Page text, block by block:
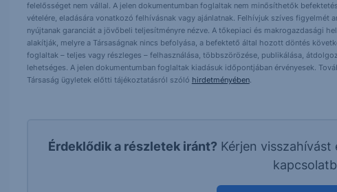
felelősséget nem vállal. A jelen dokumentumban foglaltak nem minősíthetők
vételére, eladására vonatkozó felhívásnak vagy ajánlatnak. Felhívjuk szíves
nyújtanak garanciát a jövőbeli teljesítményre nézve. A tőkepiaci és makrogazdasági
alakítják, melyre a Társaságnak nincs befolyása, a befektető által hozott döntés
foglaltak – teljes vagy részleges – felhasználása, többszörözése, publikálása,
lehetséges. A jelen dokumentumban foglaltak kiadásuk időpontjában érvényesek.
Társaság ügyletek előtti tájékoztatásról szóló hirdetményében.
Érdeklődik a részletek iránt? Kérjen